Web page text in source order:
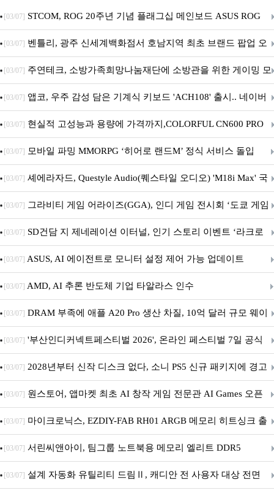
[03/07] STCOM, ROG 20주년 기념 플래그십 메인보드 ASUS ROG
Crosshair X870E EDITION 20 국내 출시 예정
[03/07] 벤틀리, 광주 신세계백화점서 호남지역 최초 브랜드 팝업 오
픈
[03/07] 주연테크, 소방가족희망나눔재단에 소방관을 위한 게이밍 모
니터·스마트 펫 침대 기부
[03/07] 앱코, 우주 감성 담은 기계식 키보드 'ACH108' 출시.. 네이버
브랜드데이 기획전 진행
[03/07] 현실적 고성능과 용량에 가격까지,COLORFUL CN600 PRO
M.2 NVMe 디앤디컴 1TB
[03/07] 모바일 파밍 MMORPG ‘히어로 랜드M’ 정식 서비스 돌입
[03/07] 셰에라자드, Questyle Audio(퀘스타일 오디오) 'M18i Max' 국
내 정식 출시
[03/07] 그라비티 게임 어라이즈(GGA), 인디 게임 전시회 ‘도쿄 게임
던전 13’ 참가!
[03/07] SD건담 지 제네레이션 이터널, 인기 스토리 이벤트 ‘라크로
아의 용사’ 재개최 및 풍성한 기념 이벤트 실시!
[03/07] ASUS, AI 에이전트로 모니터 설정 제어 가능 업데이트
[03/07] AMD, AI 추론 반도체 기업 타알라스 인수
[03/07] DRAM 부족에 애플 A20 Pro 생산 차질, 10억 달러 규모 웨이
퍼 대기
[03/07] '부산인디커넥트페스티벌 2026', 온라인 페스티벌 7일 공식
개막... 22일간 진행
[03/07] 2028년부터 신작 디스크 없다, 소니 PS5 신규 패키지에 경고
문 추가
[03/07] 원스토어, 앱마켓 최초 AI 창작 게임 전문관 AI Games 오픈
[03/07] 마이크로닉스, EZDIY-FAB RH01 ARGB 메모리 히트싱크 출
시
[03/07] 서린씨앤아이, 팀그룹 노트북용 메모리 엘리트 DDR5
5600MHz 16GB 출시
[03/07] 설계 자동화 유틸리티 드림Ⅱ, 캐디안 전 사용자 대상 전면